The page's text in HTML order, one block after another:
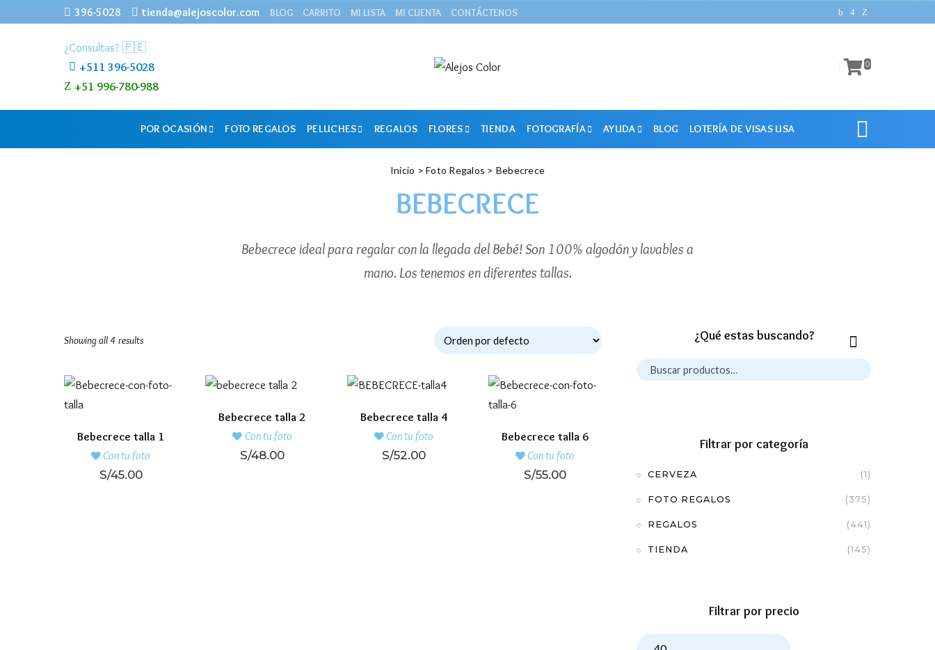
396-5028 tienda@alejoscolor.com BLOG CARRITO MI LISTA MI CUENTA CONTÁCTENOS
¿Consultas? 🇵🇪
+511 396-5028
+51 996-780-988
0
POR OCASIÓN FOTO REGALOS PELUCHES REGALOS FLORES TIENDA FOTOGRAFÍA AYUDA BLOG LOTERÍA DE VISAS USA
Inicio >Foto Regalos > Bebecrece
BEBECRECE
Bebecrece ideal para regalar con la llegada del Bebé! Son 100% algodón y lavables a
mano. Los tenemos en diferentes tallas.
Showing all 4 results
Bebecrece talla 1
Con tu foto
S/45.00
Bebecrece talla 2
Con tu foto
S/48.00
Bebecrece talla 4
Con tu foto
S/52.00
Bebecrece talla 6
Con tu foto
S/55.00
¿Qué estas buscando?
Filtrar por categoría
CERVEZA (1)
FOTO REGALOS (375)
REGALOS (441)
TIENDA (145)
Filtrar por precio